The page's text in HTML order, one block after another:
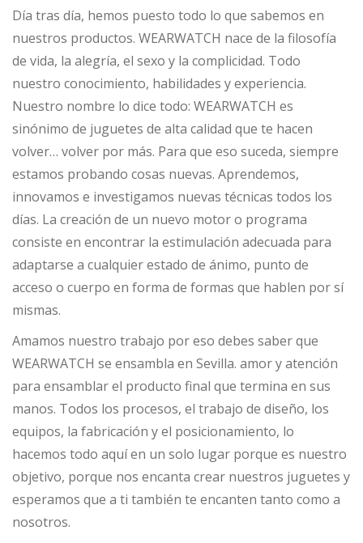
Día tras día, hemos puesto todo lo que sabemos en
nuestros productos. WEARWATCH nace de la filosofía
de vida, la alegría, el sexo y la complicidad. Todo
nuestro conocimiento, habilidades y experiencia.
Nuestro nombre lo dice todo: WEARWATCH es
sinónimo de juguetes de alta calidad que te hacen
volver… volver por más. Para que eso suceda, siempre
estamos probando cosas nuevas. Aprendemos,
innovamos e investigamos nuevas técnicas todos los
días. La creación de un nuevo motor o programa
consiste en encontrar la estimulación adecuada para
adaptarse a cualquier estado de ánimo, punto de
acceso o cuerpo en forma de formas que hablen por sí
mismas.
Amamos nuestro trabajo por eso debes saber que
WEARWATCH se ensambla en Sevilla. amor y atención
para ensamblar el producto final que termina en sus
manos. Todos los procesos, el trabajo de diseño, los
equipos, la fabricación y el posicionamiento, lo
hacemos todo aquí en un solo lugar porque es nuestro
objetivo, porque nos encanta crear nuestros juguetes y
esperamos que a ti también te encanten tanto como a
nosotros.